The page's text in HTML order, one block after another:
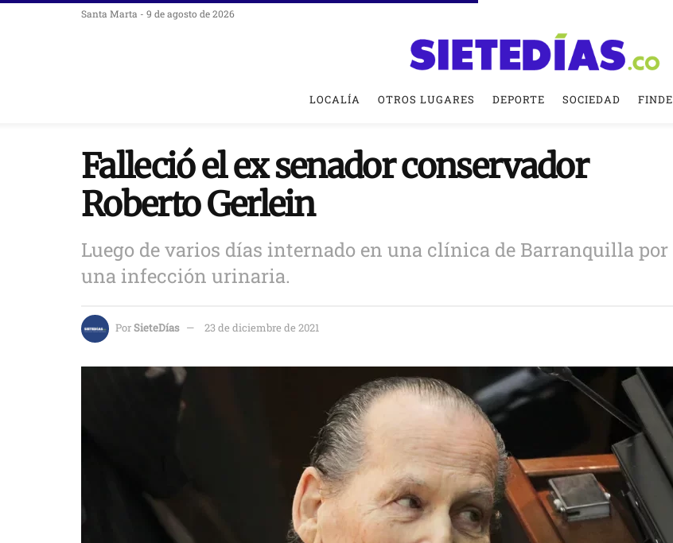
Santa Marta - 9 de agosto de 2026
LOCALÍA OTROS LUGARES DEPORTE SOCIEDAD FINDE
Falleció el ex senador conservador
Roberto Gerlein
Luego de varios días internado en una clínica de Barranquilla por
una infección urinaria.
PorSieteDías 23 de diciembre de 2021